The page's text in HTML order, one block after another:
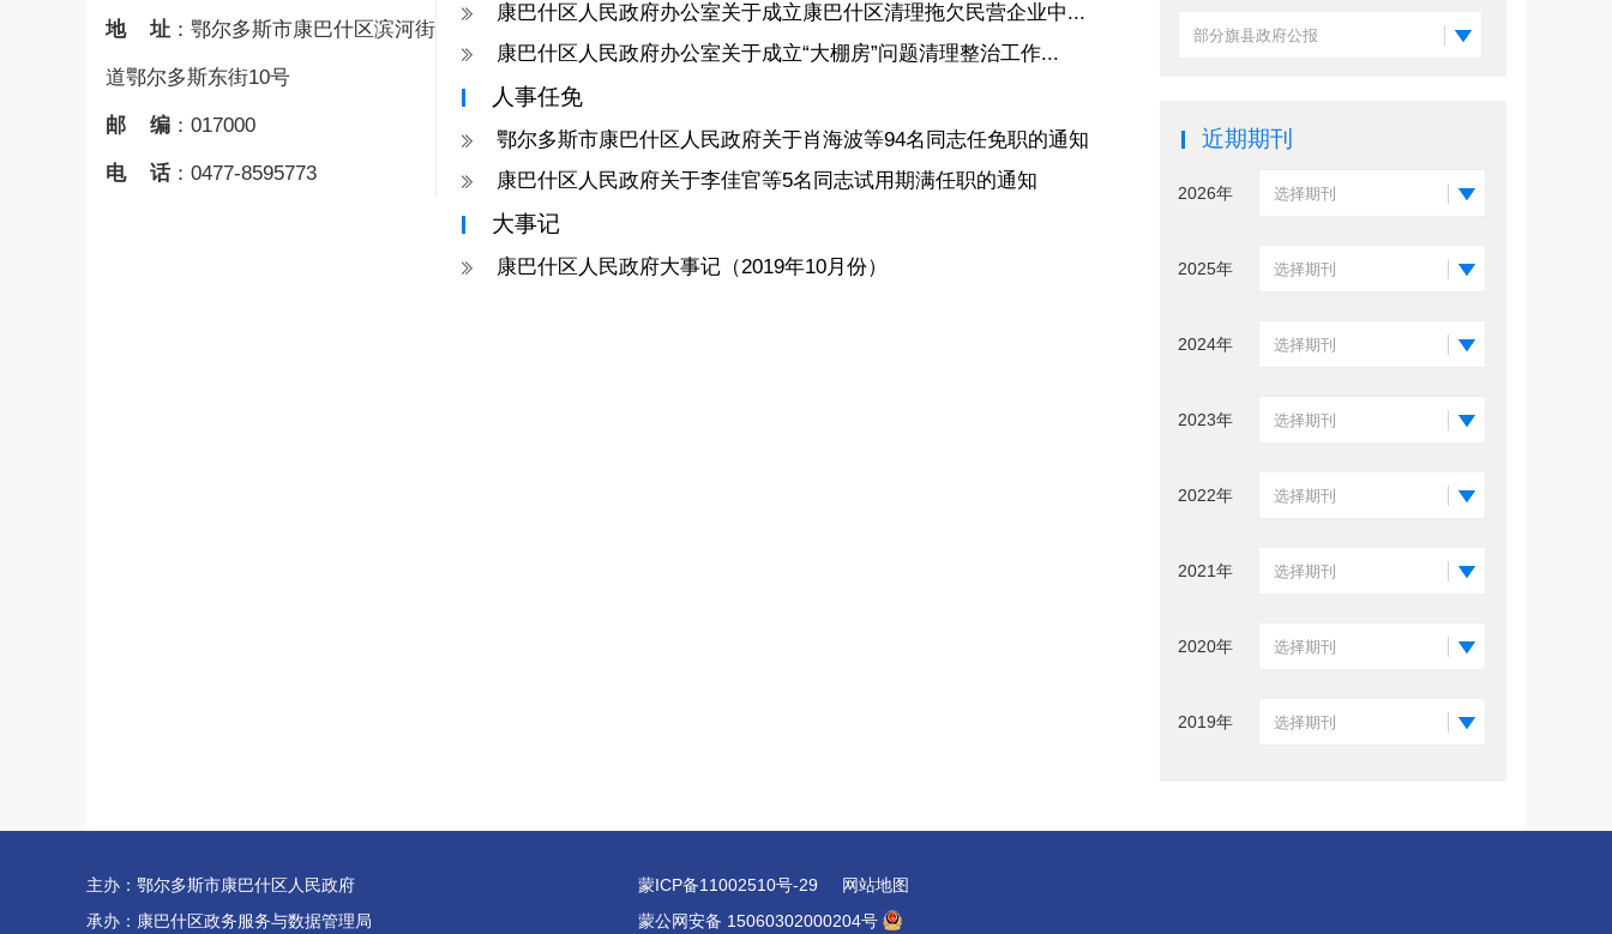
地址 ： 鄂尔多斯市康巴什区滨河街
道鄂尔多斯东街10号
邮编 ： 017000
电话： 0477-8595773
康巴什区人民政府办公室关于成立康巴什区清理拖欠民营企业中...
康巴什区人民政府办公室关于成立“大棚房”问题清理整治工作...
人事任免
鄂尔多斯市康巴什区人民政府关于肖海波等94名同志任免职的通知
康巴什区人民政府关于李佳官等5名同志试用期满任职的通知
大事记
康巴什区人民政府大事记（2019年10月份）
部分旗县政府公报
近期期刊
2026年 选择期刊
2025年 选择期刊
2024年 选择期刊
2023年 选择期刊
2022年 选择期刊
2021年 选择期刊
2020年 选择期刊
2019年 选择期刊
主办：鄂尔多斯市康巴什区人民政府
承办：康巴什区政务服务与数据管理局
蒙ICP备11002510号-29
网站地图
蒙公网安备 15060302000204号